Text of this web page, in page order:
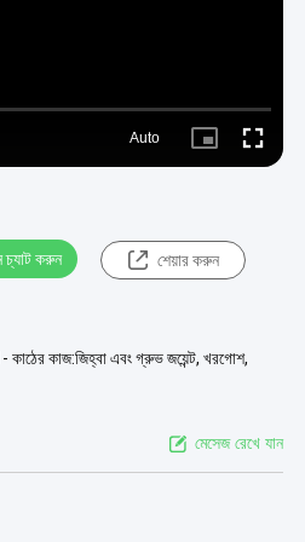
Auto
Picture- Fullscreen
চ্যাট করুন শেয়ার করুন
কাঠের কাজ:জিহ্বা এবং গ্রুভ জয়েন্ট, খরগোশ,
মেসেজ রেখে যান